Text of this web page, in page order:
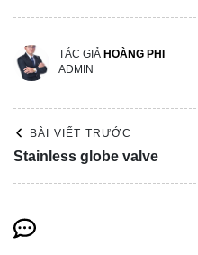
TÁC GIẢ HOÀNG PHI
ADMIN
BÀI VIẾT TRƯỚC
Stainless globe valve